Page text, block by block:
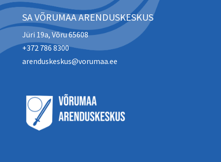
SA VÕRUMAA ARENDUSKESKUS
Jüri 19a, Võru 65608
+372 786 8300
arenduskeskus@vorumaa.ee